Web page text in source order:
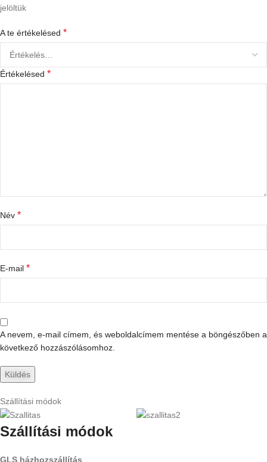
jelöltük
A te értékelésed *
Értékelésed *
Név *
E-mail *
A nevem, e-mail címem, és weboldalcímem mentése a böngészőben a
következő hozzászólásomhoz.
Szállítási módok
Szállítási módok
GLS házhozszállítás